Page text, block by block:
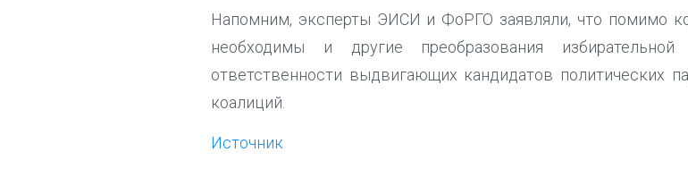
Напомним, эксперты ЭИСИ и ФоРГО заявляли, что помимо
необходимы и другие преобразования
ответственности выдвигающих кандидатов политических
коалиций.
Источник